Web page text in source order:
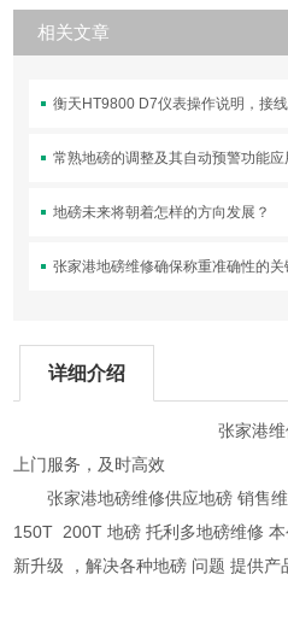
相关文章
衡天HT9800 D7仪表操作说明，接
常熟地磅的调整及其自动预警功能应
地磅未来将朝着怎样的方向发展？
张家港地磅维修确保称重准确性的关
详细介绍
张家港维
上门服务，及时高效
张家港地磅维修供应地磅 销售
150T 200T 地磅 托利多地磅维修
新升级 ，解决各种地磅 问题 提供产